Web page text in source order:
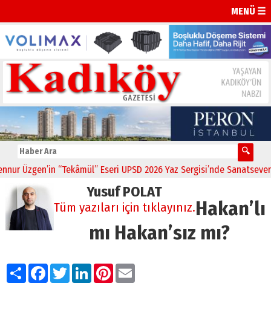
MENÜ ☰
Üzgen’in “Tekâmül” Eseri UPSD 2026 Yaz Sergisi’nde
Yusuf POLAT
Tüm yazıları için tıklayınız.Hakan’lı
mı Hakan’sız mı?
PaylaşFacebook
TwitterLinkedIn
Pinterest
Email